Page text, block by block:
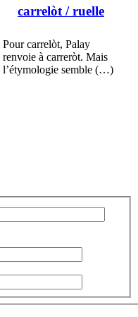
carrelòt/ ruelle
Pour carrelòt, Palay
renvoie à carreròt. Mais
l’étymologie semble (…)